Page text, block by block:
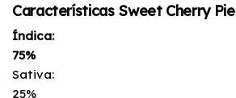
Características Sweet Cherry Pie
Índica:
75%
Sativa:
25%